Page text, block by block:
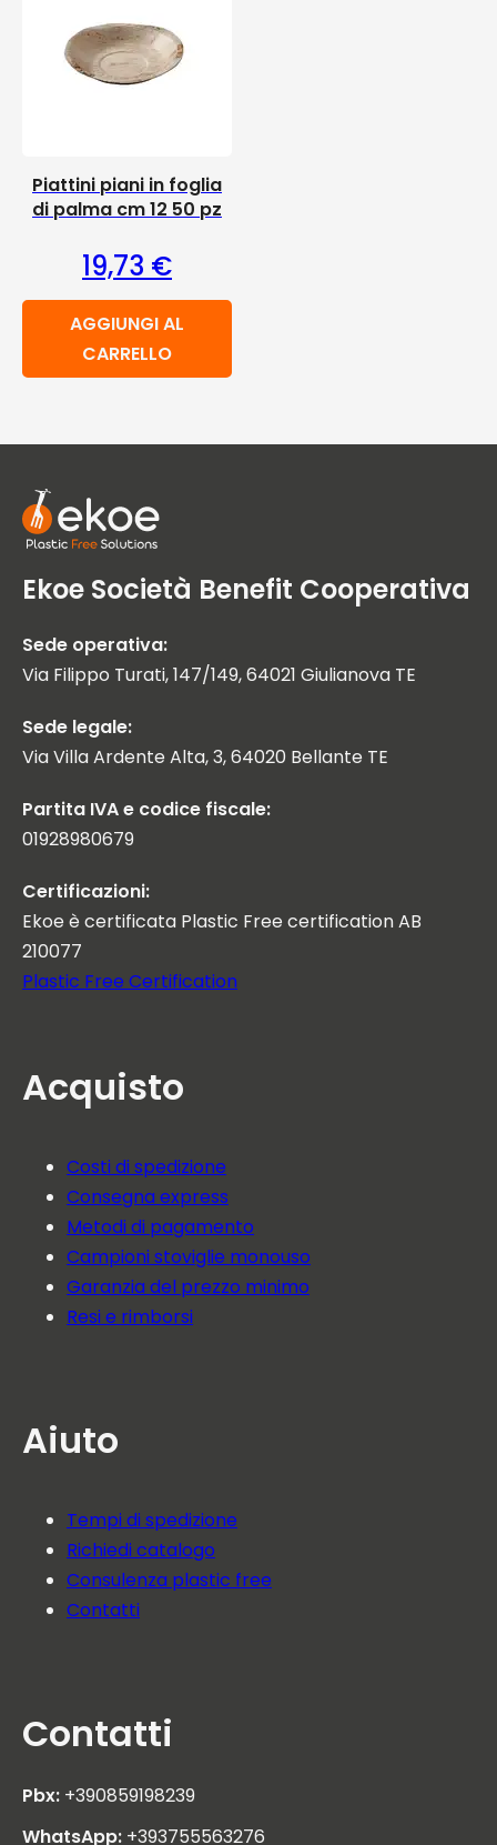
Piattini piani in foglia
di palma cm 12 50 pz
19,73 €
AGGIUNGI AL
CARRELLO
Ekoe Società Benefit Cooperativa
Sede operativa:
Via Filippo Turati, 147/149, 64021 Giulianova TE
Sede legale:
Via Villa Ardente Alta, 3, 64020 Bellante TE
Partita IVA e codice fiscale:
01928980679
Certificazioni:
Ekoe è certificata Plastic Free certification AB
210077
Plastic Free Certification
Acquisto
Costi di spedizione
Consegna express
Metodi di pagamento
Campioni stoviglie monouso
Garanzia del prezzo minimo
Resi e rimborsi
Aiuto
Tempi di spedizione
Richiedi catalogo
Consulenza plastic free
Contatti
Contatti
Pbx: +390859198239
WhatsApp: +393755563276